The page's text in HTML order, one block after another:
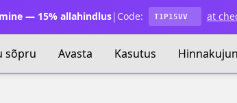
— 15% allahindlus| Code: T1P15VV at
sõpru Avasta Kasutus